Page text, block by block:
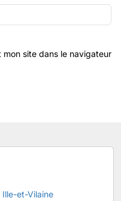
mon site dans le navigateur
Ille-et-Vilaine